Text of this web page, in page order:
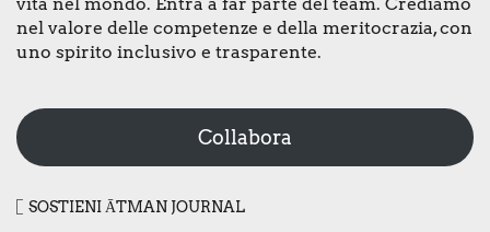
nel valo­re del­le com­pe­ten­ze e del­la meri­to­cra­zia, con
uno spi­ri­to inclu­si­vo e tra­spa­ren­te.
Collabora
SOSTIE­NI ĀTMAN JOUR­NAL